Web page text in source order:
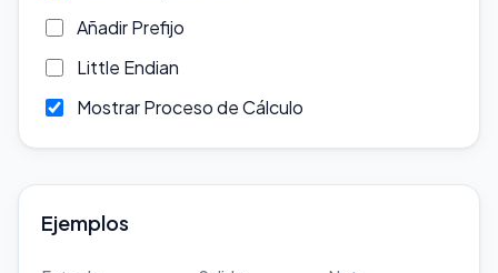
Añadir Prefijo
Little Endian
Mostrar Proceso de Cálculo
Ejemplos